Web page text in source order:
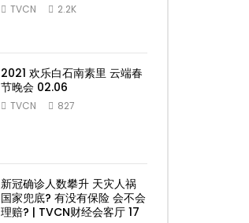
TVCN 2.2K
2021 欢乐白石南素里 云端春
节晚会 02.06
TVCN 827
新冠确诊人数攀升 天灾人祸
国家兜底? 有没有保险 会不会
理赔? | TVCN财经会客厅 17